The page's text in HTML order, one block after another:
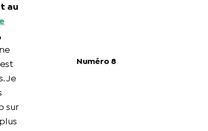
au
Je
sur
Numéro 8